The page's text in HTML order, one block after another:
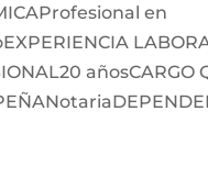
en
añosCARGO